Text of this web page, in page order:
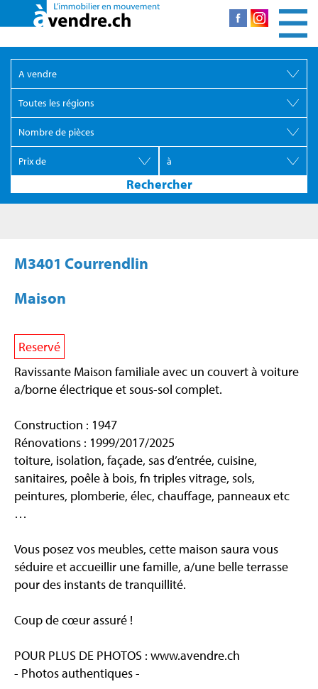
M3401 Courrendlin
Maison
Reservé
Ravissante Maison familiale avec un couvert à voiture
a/borne électrique et sous-sol complet.
Construction : 1947
Rénovations : 1999/2017/2025
toiture, isolation, façade, sas d’entrée, cuisine,
sanitaires, poêle à bois, fn triples vitrage, sols,
peintures, plomberie, élec, chauffage, panneaux etc
…
Vous posez vos meubles, cette maison saura vous
séduire et accueillir une famille, a/une belle terrasse
pour des instants de tranquillité.
Coup de cœur assuré !
POUR PLUS DE PHOTOS : www.avendre.ch
- Photos authentiques -